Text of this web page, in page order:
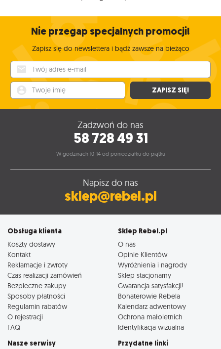
Nie przegap specjalnych promocji!
Zapisz się do newslettera i bądź zawsze na bieżąco
ZAPISZ SIĘ!
Zadzwoń do nas
58 728 49 31
W godzinach 10-14 od poniedziałku do piątku
Napisz do nas
sklep@rebel.pl
Obsługa klienta
Koszty dostawy
Kontakt
Reklamacje i zwroty
Czas realizacji zamówień
Bezpieczne zakupy
Sposoby płatności
Regulamin rabatów
O rejestracji
FAQ
Sklep Rebel.pl
O nas
Opinie Klientów
Wyróżnienia i nagrody
Sklep stacjonarny
Gwarancja satysfakcji!
Bohaterowie Rebela
Kalendarz adwentowy
Ochrona małoletnich
Identyfikacja wizualna
Nasze serwisy Przydatne linki